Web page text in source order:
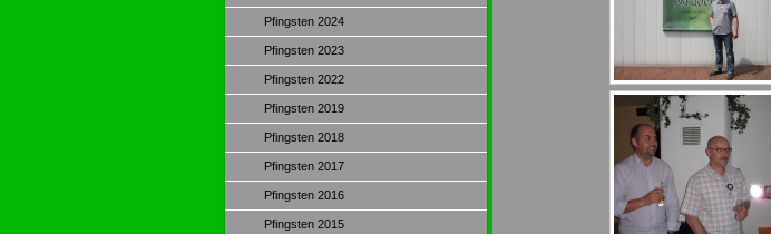
Pfingsten 2024
Pfingsten 2023
Pfingsten 2022
Pfingsten 2019
Pfingsten 2018
Pfingsten 2017
Pfingsten 2016
Pfingsten 2015